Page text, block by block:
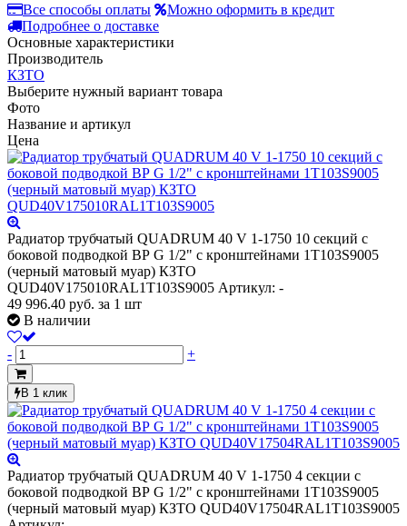
Все способы оплаты
Можно оформить в кредит
Подробнее о доставке
Основные характеристики
Производитель
КЗТО
Выберите нужный вариант товара
Фото
Название и артикул
Цена
Радиатор трубчатый QUADRUM 40 V 1-1750 10 секций с
боковой подводкой ВР G 1/2" с кронштейнами 1T103S9005
(черный матовый муар) КЗТО
QUD40V175010RAL1T103S9005 Артикул: -
49 996.40 руб. за 1 шт
В наличии
- +
В 1 клик
Радиатор трубчатый QUADRUM 40 V 1-1750 4 секции с
боковой подводкой ВР G 1/2" с кронштейнами 1T103S9005
(черный матовый муар) КЗТО QUD40V17504RAL1T103S9005